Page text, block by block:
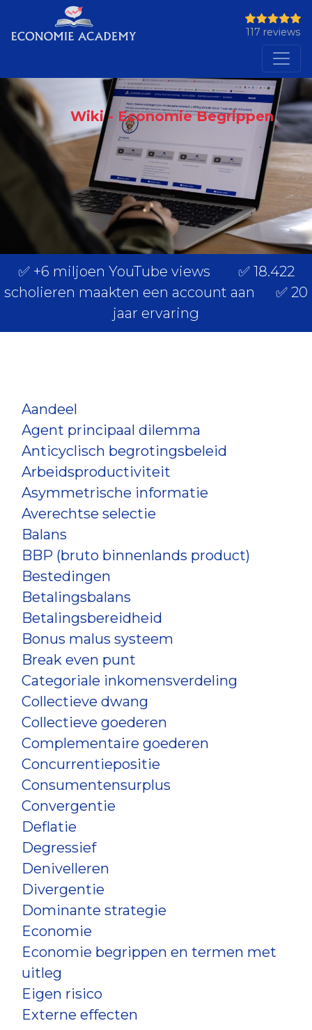
117 reviews
Wiki - Economie Begrippen
✅ +6 miljoen YouTube views ✅ 18.422
scholieren maakten een account aan ✅ 20
jaar ervaring
Aandeel
Agent principaal dilemma
Anticyclisch begrotingsbeleid
Arbeidsproductiviteit
Asymmetrische informatie
Averechtse selectie
Balans
BBP (bruto binnenlands product)
Bestedingen
Betalingsbalans
Betalingsbereidheid
Bonus malus systeem
Break even punt
Categoriale inkomensverdeling
Collectieve dwang
Collectieve goederen
Complementaire goederen
Concurrentiepositie
Consumentensurplus
Convergentie
Deflatie
Degressief
Denivelleren
Divergentie
Dominante strategie
Economie
Economie begrippen en termen met
uitleg
Eigen risico
Externe effecten